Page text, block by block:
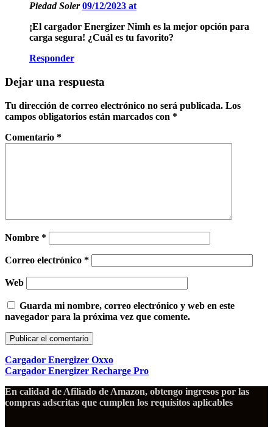
Piedad Soler09/12/2023 at
¡El cargador Energizer Nimh es la mejor opción para
carga segura! ¿Cuál es tu favorito?
Responder
Dejar una respuesta
Tu dirección de correo electrónico no será publicada. Los
campos obligatorios están marcados con *
Comentario *
Nombre *
Correo electrónico *
Web
Guarda mi nombre, correo electrónico y web en este
navegador para la próxima vez que comente.
Cargador Energizer Oxxo
Cargador Energizer Recharge Pro
En calidad de Afiliado de Amazon, obtengo ingresos por las
compras adscritas que cumplen los requisitos aplicables